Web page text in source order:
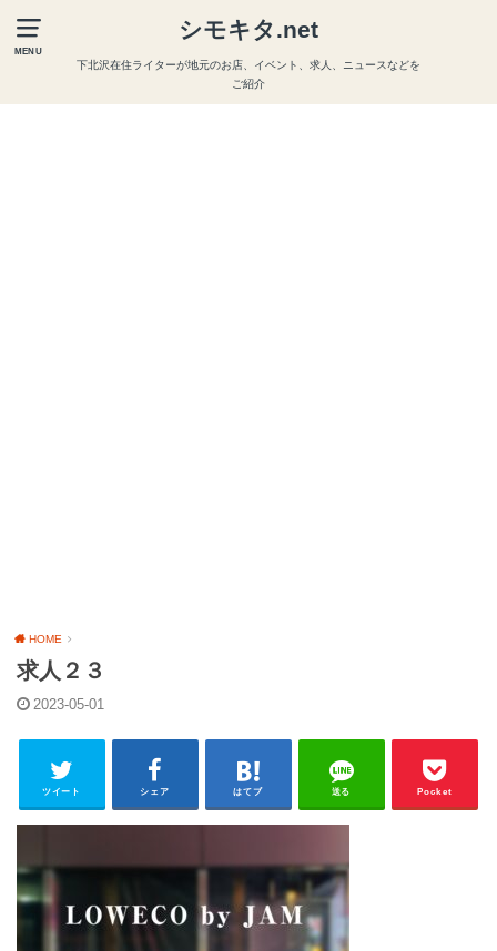
MENU
シモキタ.net
下北沢在住ライターが地元のお店、イベント、求人、ニュースなどを
ご紹介
HOME
求人２３
2023-05-01
ツイート シェア はてブ 送る Pocket